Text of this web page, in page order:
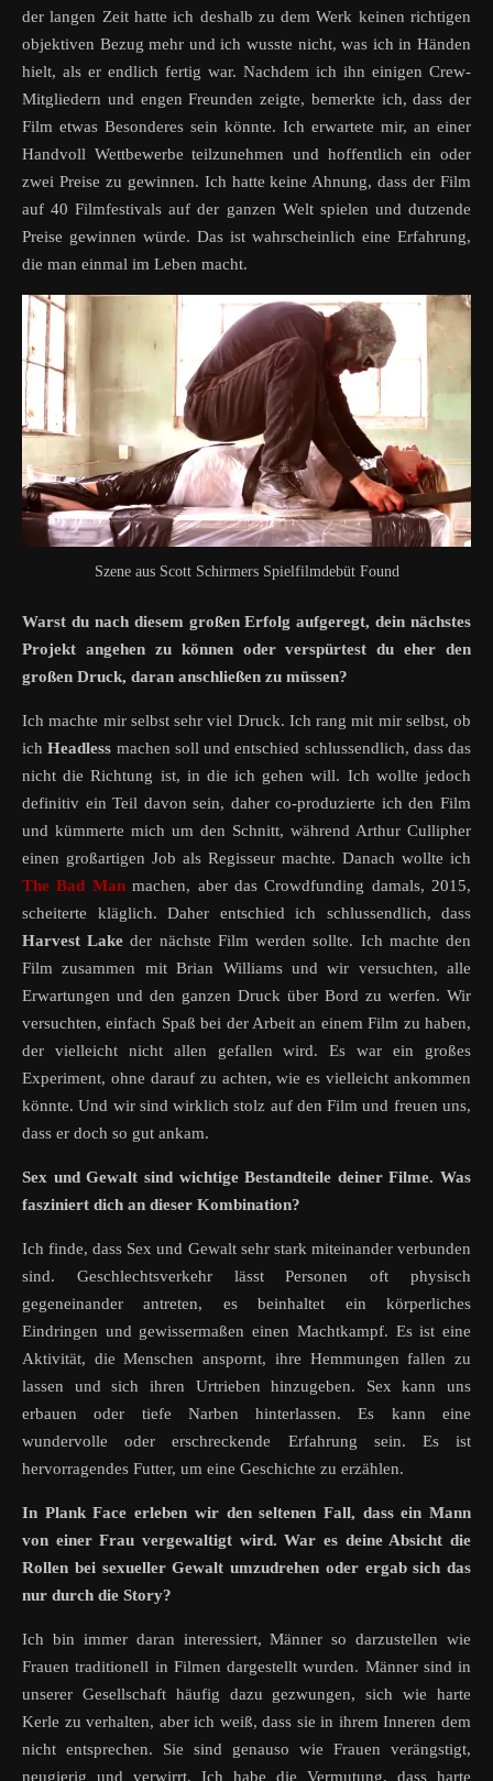
der langen Zeit hatte ich deshalb zu dem Werk keinen richtigen
objektiven Bezug mehr und ich wusste nicht, was ich in Händen
hielt, als er endlich fertig war. Nachdem ich ihn einigen Crew-
Mitgliedern und engen Freunden zeigte, bemerkte ich, dass der
Film etwas Besonderes sein könnte. Ich erwartete mir, an einer
Handvoll Wettbewerbe teilzunehmen und hoffentlich ein oder
zwei Preise zu gewinnen. Ich hatte keine Ahnung, dass der Film
auf 40 Filmfestivals auf der ganzen Welt spielen und dutzende
Preise gewinnen würde. Das ist wahrscheinlich eine Erfahrung,
die man einmal im Leben macht.
Szene aus Scott Schirmers Spielfilmdebüt Found
Warst du nach diesem großen Erfolg aufgeregt, dein nächstes
Projekt angehen zu können oder verspürtest du eher den
großen Druck, daran anschließen zu müssen?
Ich machte mir selbst sehr viel Druck. Ich rang mit mir selbst, ob
ichHeadless machen soll und entschied schlussendlich, dass das
nicht die Richtung ist, in die ich gehen will. Ich wollte jedoch
definitiv ein Teil davon sein, daher co-produzierte ich den Film
und kümmerte mich um den Schnitt, während Arthur Cullipher
einen großartigen Job als Regisseur machte. Danach wollte ich
The Bad Manmachen, aber das Crowdfunding damals, 2015,
scheiterte kläglich. Daher entschied ich schlussendlich, dass
Harvest Lake der nächste Film werden sollte. Ich machte den
Film zusammen mit Brian Williams und wir versuchten, alle
Erwartungen und den ganzen Druck über Bord zu werfen. Wir
versuchten, einfach Spaß bei der Arbeit an einem Film zu haben,
der vielleicht nicht allen gefallen wird. Es war ein großes
Experiment, ohne darauf zu achten, wie es vielleicht ankommen
könnte. Und wir sind wirklich stolz auf den Film und freuen uns,
dass er doch so gut ankam.
Sex und Gewalt sind wichtige Bestandteile deiner Filme. Was
fasziniert dich an dieser Kombination?
Ich finde, dass Sex und Gewalt sehr stark miteinander verbunden
sind. Geschlechtsverkehr lässt Personen oft physisch
gegeneinander antreten, es beinhaltet ein körperliches
Eindringen und gewissermaßen einen Machtkampf. Es ist eine
Aktivität, die Menschen anspornt, ihre Hemmungen fallen zu
lassen und sich ihren Urtrieben hinzugeben. Sex kann uns
erbauen oder tiefe Narben hinterlassen. Es kann eine
wundervolle oder erschreckende Erfahrung sein. Es ist
hervorragendes Futter, um eine Geschichte zu erzählen.
In Plank Face erleben wir den seltenen Fall, dass ein Mann
von einer Frau vergewaltigt wird. War es deine Absicht die
Rollen bei sexueller Gewalt umzudrehen oder ergab sich das
nur durch die Story?
Ich bin immer daran interessiert, Männer so darzustellen wie
Frauen traditionell in Filmen dargestellt wurden. Männer sind in
unserer Gesellschaft häufig dazu gezwungen, sich wie harte
Kerle zu verhalten, aber ich weiß, dass sie in ihrem Inneren dem
nicht entsprechen. Sie sind genauso wie Frauen verängstigt,
neugierig und verwirrt. Ich habe die Vermutung, dass harte